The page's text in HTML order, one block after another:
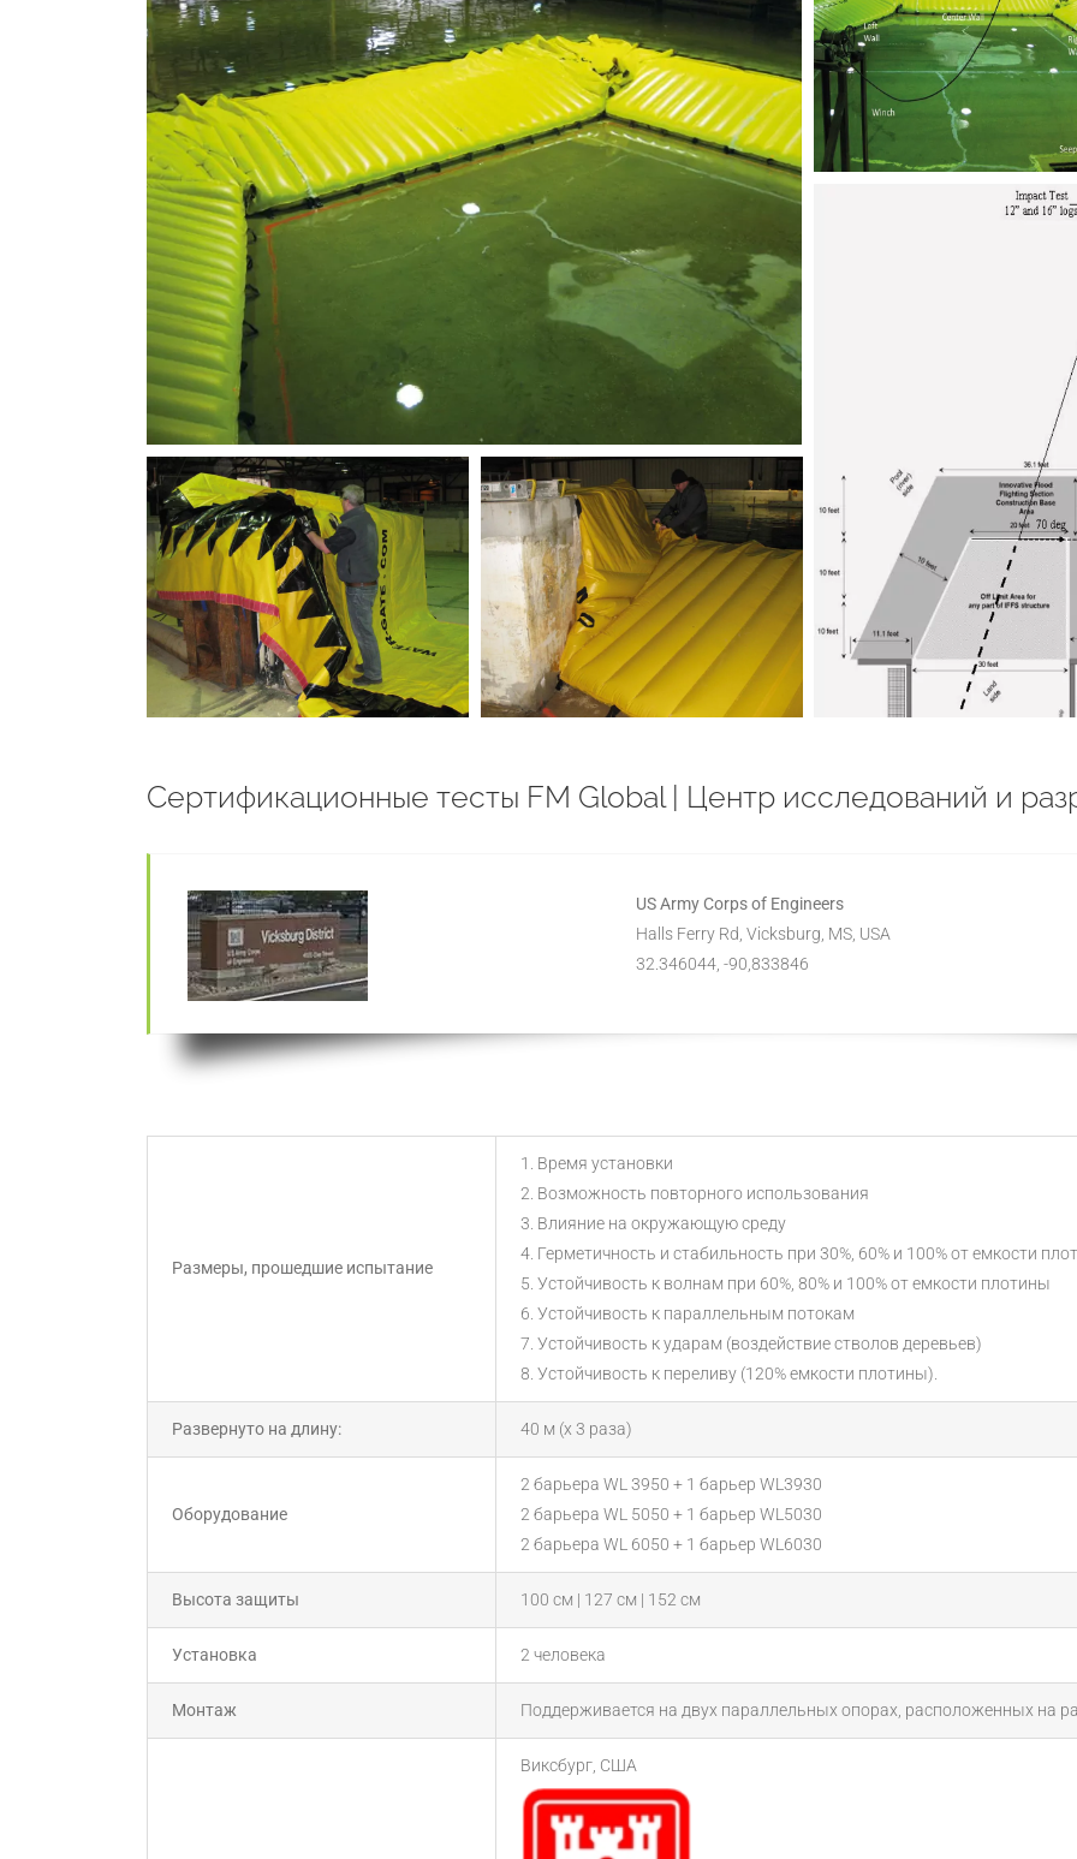
Сертификационные тесты FM Global | Центр исследований и
US Army Corps of Engineers
Halls Ferry Rd, Vicksburg, MS, USA
32.346044, -90,833846
Размеры, прошедшие испытание
1. Время установки
2. Возможность повторного использования
3. Влияние на окружающую среду
4. Герметичность и стабильность при 30%, 60% и 100% от емкости
5. Устойчивость к волнам при 60%, 80% и 100% от емкости плотины
6. Устойчивость к параллельным потокам
7. Устойчивость к ударам (воздействие стволов деревьев)
8. Устойчивость к переливу (120% емкости плотины).
Развернуто на длину: 40 м (х 3 раза)
Оборудование
2 барьера WL 3950 + 1 барьер WL3930
2 барьера WL 5050 + 1 барьер WL5030
2 барьера WL 6050 + 1 барьер WL6030
Высота защиты 100 см | 127 см | 152 см
Установка 2 человека
Монтаж Поддерживается на двух параллельных опорах, расположенных на
Виксбург, США